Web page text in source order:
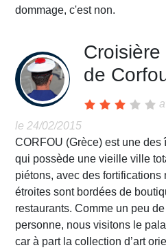
de
le 24/02/2015
CORFOU (Grèce) est une
qui possède une vieille ville
piétons, avec des
étroites sont bordées de
restaurants. Comme un peu
personne, nous visitons le
car à part la collection d’art